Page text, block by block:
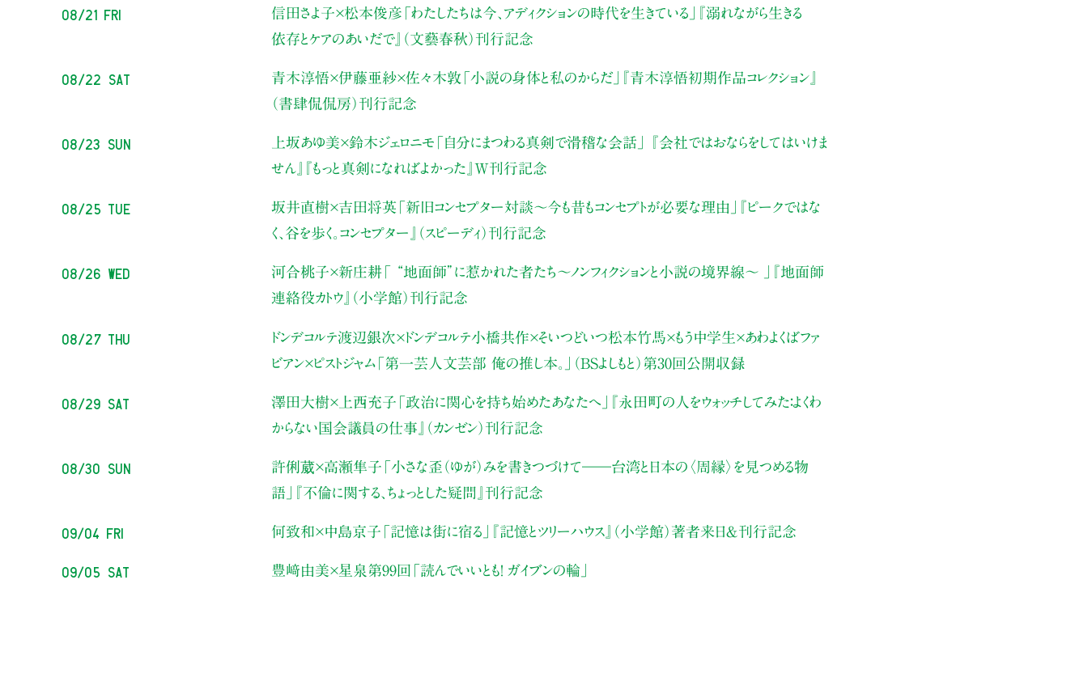
08/21 Fri 信田さよ子×松本俊彦 「わたしたちは今、アディクションの時代を生きている」
『溺れながら生きる
依存とケアのあいだで』（文藝春秋）刊行記念
08/22 Sat 青木淳悟×伊藤亜紗×佐々木敦 「小説の身体と私のからだ」
『青木淳悟初期作品コレクション』
（書肆侃侃房）刊行記念
08/23 Sun 上坂あゆ美×鈴木ジェロニモ 「自分にまつわる真剣で滑稽な会話」
『会社ではおならをしてはいけま
せん』『もっと真剣になればよかった』W刊行記念
08/25 Tue 坂井直樹×吉田将英「新旧コンセプター対談～今も昔もコンセプトが必要な理由」
『ピークではな
く、谷を歩く。コンセプター』（スピーディ）刊行記念
08/26 Wed 河合桃子×新庄耕「 “地面師”に惹かれた者たち〜ノンフィクションと小説の境界線〜 」
『地面師
連絡役カトウ』（小学館）刊行記念
08/27 Thu
ドンデコルテ渡辺銀次×ドンデコルテ小橋共作×そいつどいつ松本竹馬×もう中学生×あわよくばファ
ビアン×ピストジャム「第一芸人文芸部 俺の推し本。」（BSよしもと） 第30回公開収録
08/29 Sat 澤田大樹×上西充子 「政治に関心を持ち始めたあなたへ」
『永田町の人をウォッチしてみた：よくわ
からない国会議員の仕事』（カンゼン）刊行記念
08/30 Sun 許俐葳×高瀬隼子 「小さな歪（ゆが）みを書きつづけて――台湾と日本の〈周縁〉を見つめる物
語」
『不倫に関する、ちょっとした疑問』刊行記念
09/04 Fri 何致和×中島京子 「記憶は街に宿る」 『記憶とツリーハウス』（小学館）著者来日＆刊行記念
09/05 Sat 豊﨑由美×星泉 第99回「読んでいいとも！ ガイブンの輪」